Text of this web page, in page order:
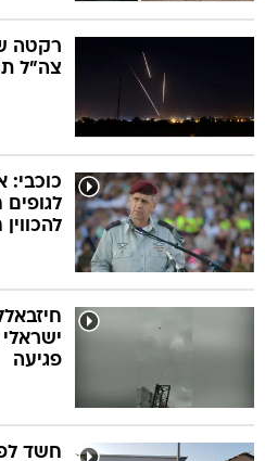
רקטה
צה"ל
כוכבי:
לגופים
להכווין
פגיעה
חשד